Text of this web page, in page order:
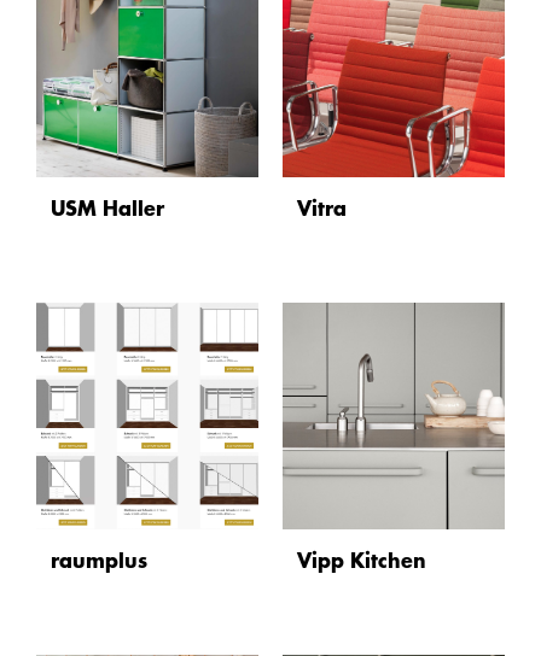
USM Haller Vitra
raumplus Vipp Kitchen